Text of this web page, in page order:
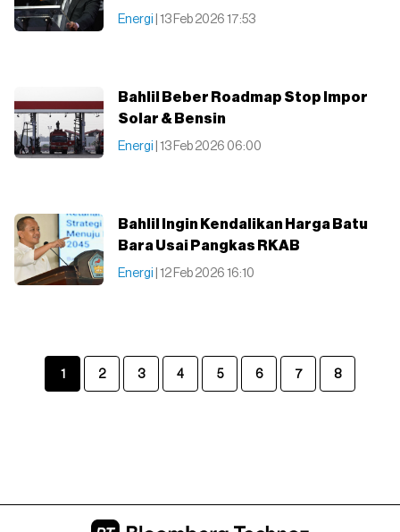
Energi | 13 Feb 2026 17:53
Bahlil Beber Roadmap Stop Impor
Solar & Bensin
Energi | 13 Feb 2026 06:00
Bahlil Ingin Kendalikan Harga Batu
Bara Usai Pangkas RKAB
Energi | 12 Feb 2026 16:10
1 2 3 4 5 6 7 8